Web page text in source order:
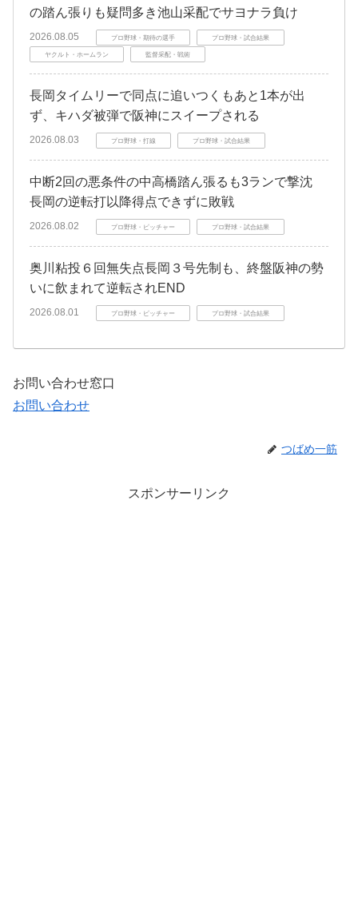
の踏ん張りも疑問多き池山采配でサヨナラ負け
2026.08.05 プロ野球・期待の選手 プロ野球・試合結果
ヤクルト・ホームラン 監督采配・戦術
長岡タイムリーで同点に追いつくもあと1本が出
ず、キハダ被弾で阪神にスイープされる
2026.08.03 プロ野球・打線 プロ野球・試合結果
中断2回の悪条件の中高橋踏ん張るも3ランで撃沈
長岡の逆転打以降得点できずに敗戦
2026.08.02 プロ野球・ピッチャー プロ野球・試合結果
奥川粘投６回無失点長岡３号先制も、終盤阪神の勢
いに飲まれて逆転されEND
2026.08.01 プロ野球・ピッチャー プロ野球・試合結果
お問い合わせ窓口
お問い合わせ
つばめ一筋
スポンサーリンク